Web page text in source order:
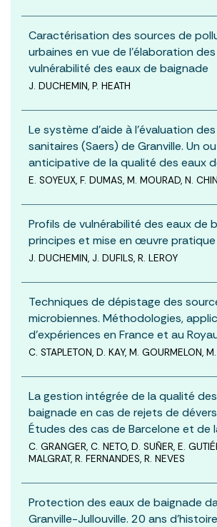
Caractérisation des sources de
urbaines en vue de l’élaboration
vulnérabilité des eaux de baignade
J. DUCHEMIN, P. HEATH
Le système d’aide à l’évaluation
sanitaires (Saers) de Granville. Un
anticipative de la qualité des eaux
E. SOYEUX, F. DUMAS, M. MOURAD, N.
Profils de vulnérabilité des eaux de
principes et mise en œuvre pratique
J. DUCHEMIN, J. DUFILS, R. LEROY
Techniques de dépistage des
microbiennes. Méthodologies,
d’expériences en France et au
C. STAPLETON, D. KAY, M. GOURMELON,
La gestion intégrée de la qualité
baignade en cas de rejets de
Études des cas de Barcelone et de
C. GRANGER, C. NETO, D. SUÑER, E.
MALGRAT, R. FERNANDES, R. NEVES
Protection des eaux de baignade
Granville-Jullouville. 20 ans